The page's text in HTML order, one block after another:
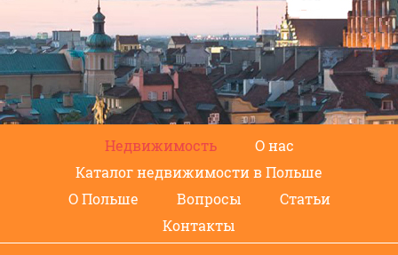
Недвижимость
О нас
Каталог недвижимости в Польше
О Польше
Вопросы
Статьи
Контакты